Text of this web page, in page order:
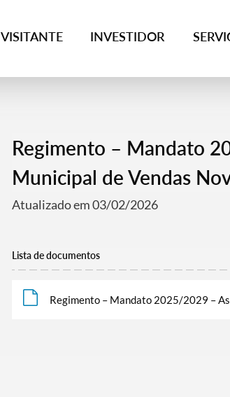
VISITANTE INVESTIDOR
Regimento – Mandato
Municipal de Vendas
Atualizado em 03/02/2026
Lista de documentos
Regimento – Mandato 2025/2029 –